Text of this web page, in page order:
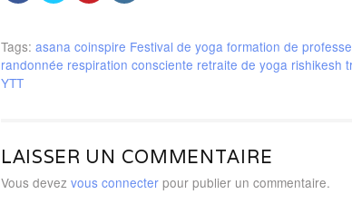
Tags: asana coinspire Festival de yoga formation de
randonnée respiration consciente retraite de yoga rishikesh
YTT
LAISSER UN COMMENTAIRE
Vous devez vous connecterpour publier un commentaire.